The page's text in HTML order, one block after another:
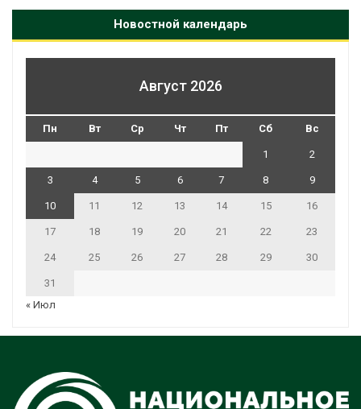
Новостной календарь
Август 2026
Пн Вт Ср Чт Пт Сб Вс
1 2
3 4 5 6 7 8 9
10 11 12 13 14 15 16
17 18 19 20 21 22 23
24 25 26 27 28 29 30
31
« Июл